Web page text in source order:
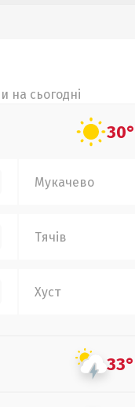
на сьогодні
30°
Мукачево
Тячів
Хуст
33°